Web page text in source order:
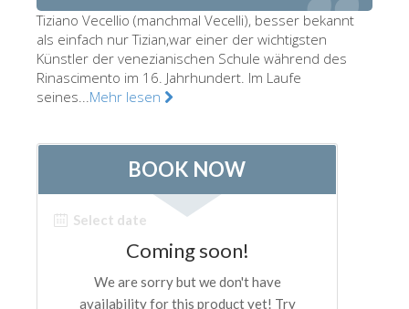
San Marco Museum
Archäologisches Museum
Opificio delle Pietre Dure
Vasari Corridor
Palazzo Vecchio
Santa Maria Novella
Tiziano Vecellio (manchmal Vecelli), besser bekannt
als einfach nur Tizian,war einer der wichtigsten
Künstler der venezianischen Schule während des
Rinascimento im 16. Jahrhundert. Im Laufe
seines...Mehr lesen